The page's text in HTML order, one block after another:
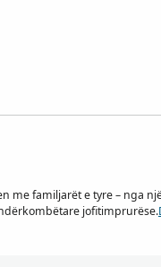
me familjarët e tyre – nga
jofitimprurëse.